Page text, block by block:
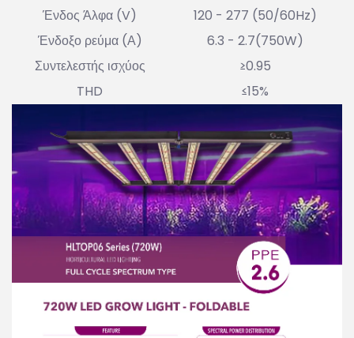
Ένδος Άλφα (V)
120 - 277 (50/60Hz)
Ένδοξο ρεύμα (Α)
6.3 - 2.7(750W)
Συντελεστής ισχύος
≥0.95
THD
≤15%